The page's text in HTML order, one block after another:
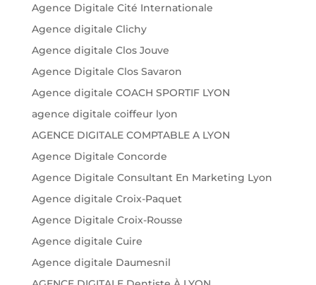
Agence Digitale Cité Internationale
Agence digitale Clichy
Agence digitale Clos Jouve
Agence Digitale Clos Savaron
Agence digitale COACH SPORTIF LYON
agence digitale coiffeur lyon
AGENCE DIGITALE COMPTABLE A LYON
Agence Digitale Concorde
Agence Digitale Consultant En Marketing Lyon
Agence digitale Croix-Paquet
Agence Digitale Croix-Rousse
Agence digitale Cuire
Agence digitale Daumesnil